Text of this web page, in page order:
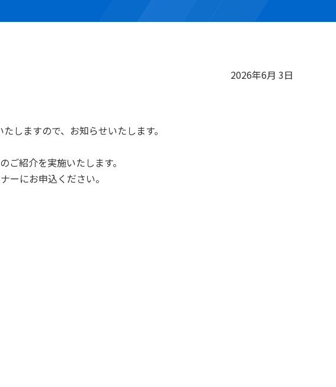
2026年6月 3日
しますので、お知らせいたします。
紹介を実施いたします。
ーにお申込ください。